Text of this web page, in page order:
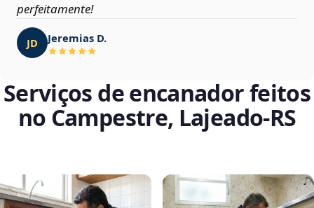
perfeitamente!
JD Jeremias D.
Serviços de encanador feitos
no Campestre, Lajeado‑RS